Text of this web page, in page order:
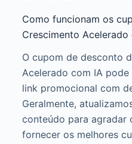
Como funcionam os
Crescimento Acelerado
O cupom de desconto
Acelerado com IA
link promocional com
Geralmente,
conteúdo para agradar
fornecer os melhores